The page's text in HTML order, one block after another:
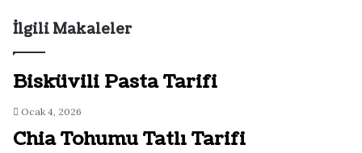
İlgili Makaleler
Bisküvili Pasta Tarifi
Ocak 4, 2026
Chia Tohumu Tatlı Tarifi